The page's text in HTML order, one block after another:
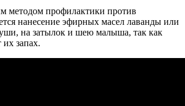
методом профилактики против
нанесение эфирных масел лаванды или
уши, на затылок и шею малыша, так как
запах.